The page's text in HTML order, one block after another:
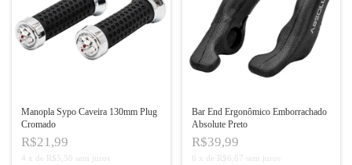
Manopla Sypo Caveira 130mm Plug
Cromado
R$21,99
x R$5,50 sem juros
Bar End Ergonômico Emborrachado
Absolute Preto
R$39,99
6 x R$6,67 sem juros